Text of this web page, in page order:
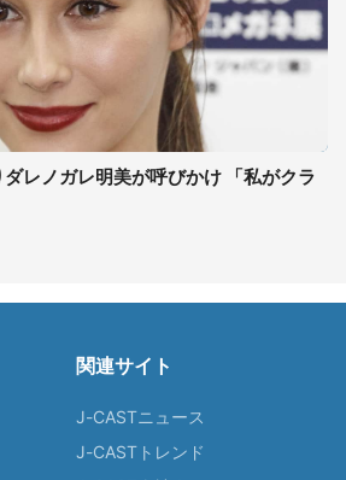
レノガレ明美が呼びかけ 「私がクラ
関連サイト
J-CASTニュース
J-CASTトレンド